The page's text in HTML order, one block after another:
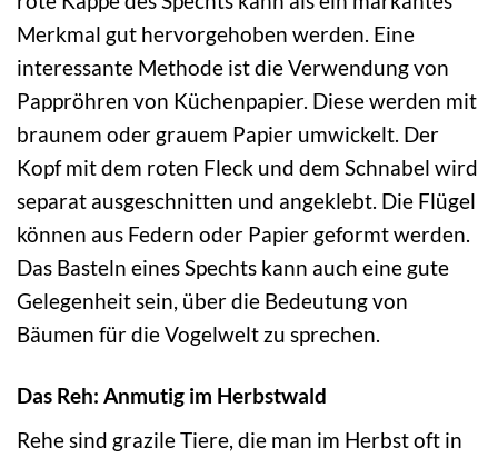
Merkmal gut hervorgehoben werden. Eine
interessante Methode ist die Verwendung von
Pappröhren von Küchenpapier. Diese werden mit
braunem oder grauem Papier umwickelt. Der
Kopf mit dem roten Fleck und dem Schnabel wird
separat ausgeschnitten und angeklebt. Die Flügel
können aus Federn oder Papier geformt werden.
Das Basteln eines Spechts kann auch eine gute
Gelegenheit sein, über die Bedeutung von
Bäumen für die Vogelwelt zu sprechen.
Das Reh: Anmutig im Herbstwald
Rehe sind grazile Tiere, die man im Herbst oft in